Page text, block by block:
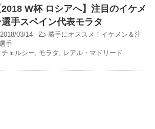
2018 W杯 ロシアへ】注目のイケメ
選手スペイン代表モラタ
2018/03/14 -勝手にオススメ！イケメン＆注
手
チェルシー, モラタ , レアル・マドリード